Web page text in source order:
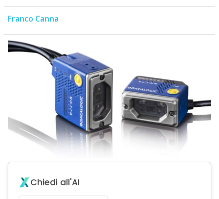
Franco Canna
Chiedi all'AI